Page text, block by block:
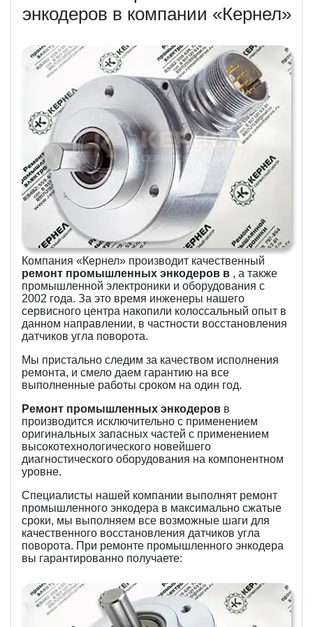
энкодеров в компании «Кернел»
Компания «Кернел» производит качественный
ремонт промышленных энкодеров в , а также
промышленной электроники и оборудования с
2002 года. За это время инженеры нашего
сервисного центра накопили колоссальный опыт в
данном направлении, в частности восстановления
датчиков угла поворота.
Мы пристально следим за качеством исполнения
ремонта, и смело даем гарантию на все
выполненные работы сроком на один год.
Ремонт промышленных энкодеров в
производится исключительно с применением
оригинальных запасных частей с применением
высокотехнологического новейшего
диагностического оборудования на компонентном
уровне.
Специалисты нашей компании выполнят ремонт
промышленного энкодера в максимально сжатые
сроки, мы выполняем все возможные шаги для
качественного восстановления датчиков угла
поворота. При ремонте промышленного энкодера
вы гарантированно получаете: